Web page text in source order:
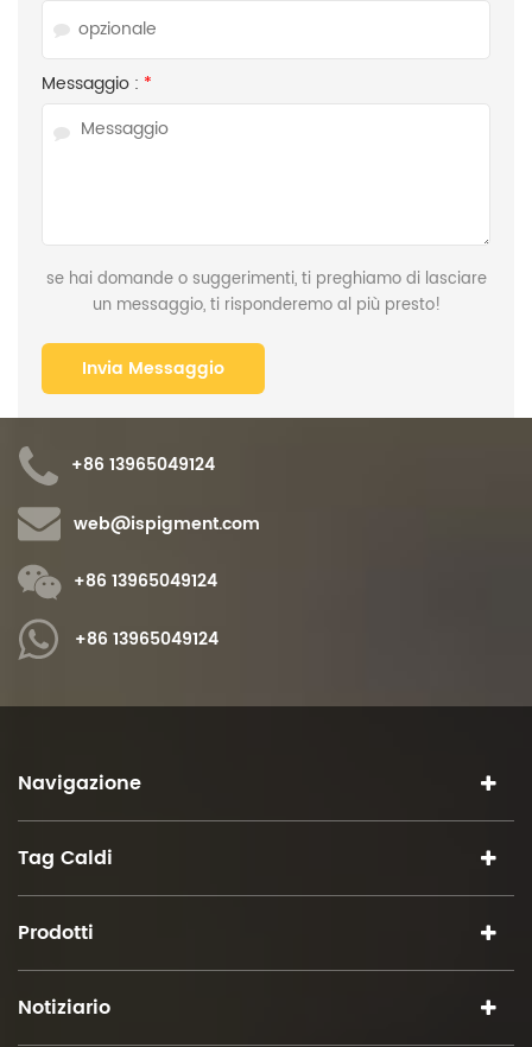
Messaggio : *
se hai domande o suggerimenti, ti preghiamo di lasciare
un messaggio, ti risponderemo al più presto!
+86 13965049124
web@ispigment.com
+86 13965049124
+86 13965049124
Navigazione
Tag Caldi
Prodotti
Notiziario